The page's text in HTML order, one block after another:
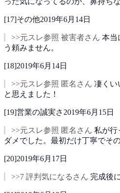
[17]その他2019年6月14日
>>元スレ参照 被害者さん 本当
う頼みません。
[18]2019年6月14日
>>元スレ参照 匿名さん 凄くい
と思えました！
[19]営業の誠実さ 2019年6月15日
>>元スレ参照 匿名さん 私が行
ダメでした。最初だけ丁寧でそ
[20]2019年6月17日
>>7 評判気になるさん 完成後